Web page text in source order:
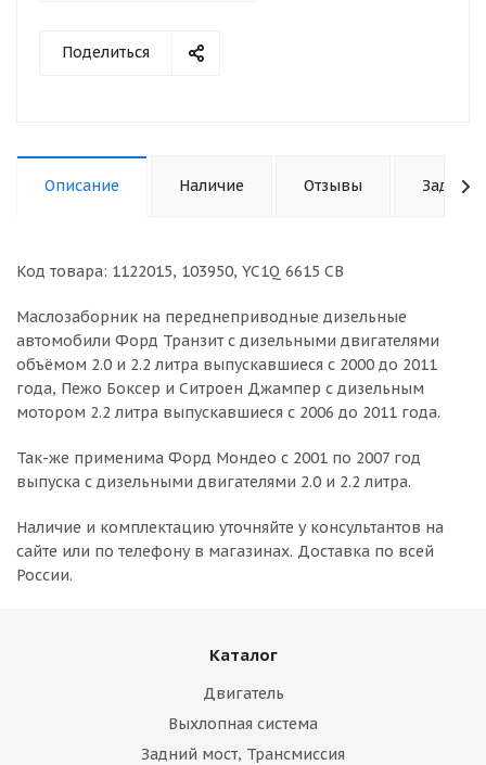
Поделиться
Описание Наличие Отзывы Задать
Код товара: 1122015, 103950, YC1Q 6615 CB
Маслозаборник на переднеприводные дизельные
автомобили Форд Транзит с дизельными двигателями
объёмом 2.0 и 2.2 литра выпускавшиеся с 2000 до 2011
года, Пежо Боксер и Ситроен Джампер с дизельным
мотором 2.2 литра выпускавшиеся с 2006 до 2011 года.
Так-же применима Форд Мондео с 2001 по 2007 год
выпуска с дизельными двигателями 2.0 и 2.2 литра.
Наличие и комплектацию уточняйте у консультантов на
сайте или по телефону в магазинах. Доставка по всей
России.
Каталог
Двигатель
Выхлопная система
Задний мост, Трансмиссия